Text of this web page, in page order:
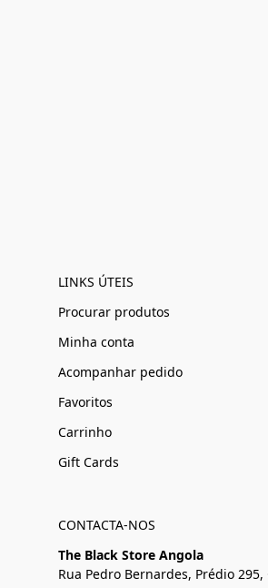
LINKS ÚTEIS
Procurar produtos
Minha conta
Acompanhar pedido
Favoritos
Carrinho
Gift Cards
CONTACTA-NOS
The Black Store Angola
Rua Pedro Bernardes, Prédio 295,